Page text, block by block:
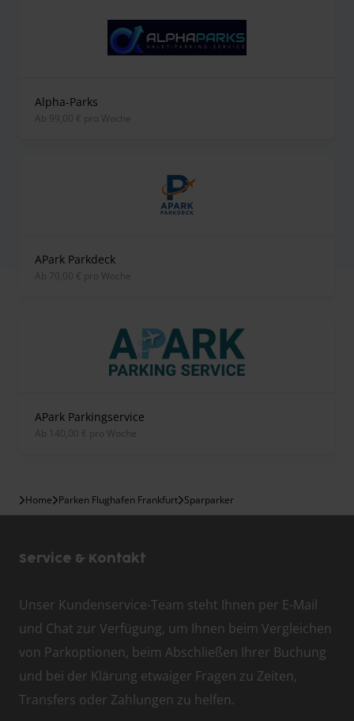
Alpha-Parks
ab 99,00 € pro Woche
APark Parkdeck
ab 70,00 € pro Woche
APark Parkingservice
ab 140,00 € pro Woche
Home Parken Flughafen Frankfurt Sparparker
Service & Kontakt
Unser Kundenservice-Team steht Ihnen per E-Mail
und Chat zur Verfügung, um Ihnen beim Vergleichen
von Parkoptionen, beim Abschließen Ihrer Buchung
und bei der Klärung etwaiger Fragen zu Zeiten,
Transfers oder Zahlungen zu helfen.